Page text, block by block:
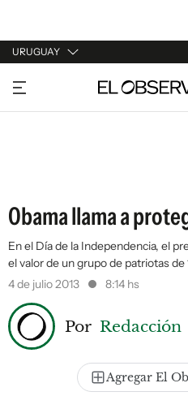
URUGUAY
URUGUAY
ARGENTINA
Obama llama a
En el Día de la Independencia, el
el valor de un grupo de patriotas de
4 de julio 2013
8:14 hs
Por Redacción
Agregar El